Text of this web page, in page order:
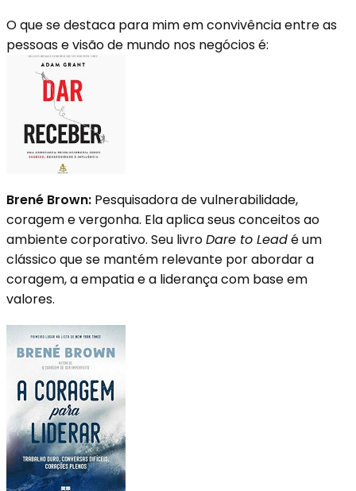
O que se destaca para mim em convivência entre as
pessoas e visão de mundo nos negócios é:
Brené Brown: Pesquisadora de vulnerabilidade,
coragem e vergonha. Ela aplica seus conceitos ao
ambiente corporativo. Seu livroDare to Leadé um
clássico que se mantém relevante por abordar a
coragem, a empatia e a liderança com base em
valores.